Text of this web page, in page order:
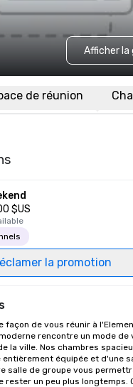
Afficher la
de réunion
$US
la promotion
façon de vous réunir à
rencontre un mode
la ville. Nos chambres
équipée et d'une
salle de groupe vous
un peu plus longtemps.